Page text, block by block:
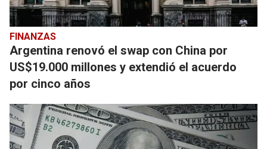
FINANZAS
Argentina renovó el swap con China por
US$19.000 millones y extendió el acuerdo
por cinco años